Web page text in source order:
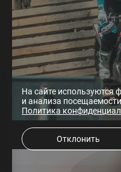
На сайте используются
и анализа
Политика
Отклонить